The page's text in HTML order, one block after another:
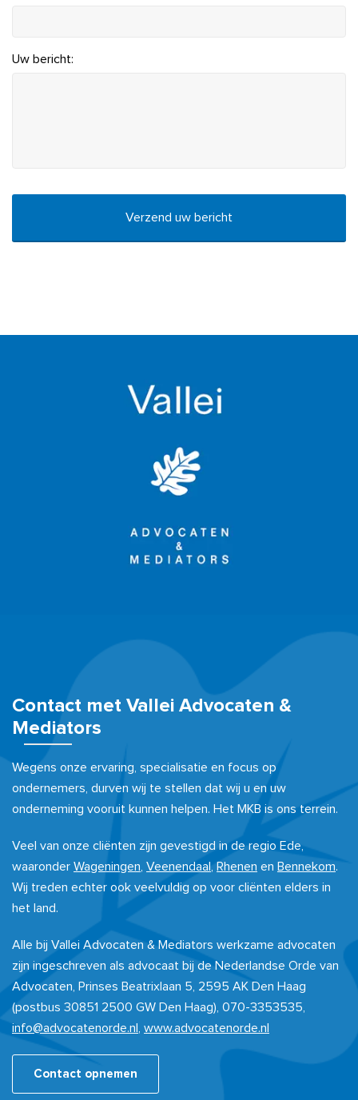
Uw bericht:
Contact met Vallei Advocaten &
Mediators
Wegens onze ervaring, specialisatie en focus op
ondernemers, durven wij te stellen dat wij u en uw
onderneming vooruit kunnen helpen. Het MKB is ons terrein.
Veel van onze cliënten zijn gevestigd in de regio Ede,
waaronder Wageningen Veenendaal, Rhenen en Bennekom.
Wij treden echter ook veelvuldig op voor cliënten elders in
het land.
Alle bij Vallei Advocaten & Mediators werkzame advocaten
zijn ingeschreven als advocaat bij de Nederlandse Orde van
Advocaten, Prinses Beatrixlaan 5, 2595 AK Den Haag
(postbus 30851 2500 GW Den Haag), 070-3353535,
info@advocatenorde.nl
www.advocatenorde.nl
Contact opnemen